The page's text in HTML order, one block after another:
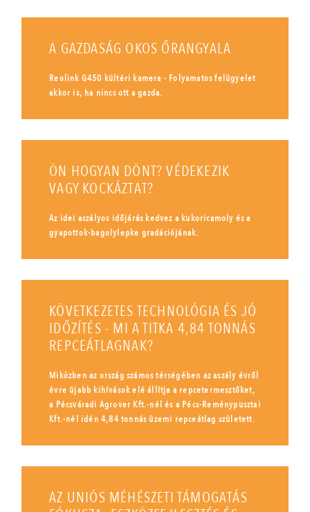
A GAZDASÁG OKOS ŐRANGYALA
Reolink G450 kültéri kamera - Folyamatos felügyelet
akkor is, ha nincs ott a gazda.
ÖN HOGYAN DÖNT? VÉDEKEZIK
VAGY KOCKÁZTAT?
Az idei aszályos időjárás kedvez a kukoricamoly és a
gyapottok-bagolylepke gradációjának.
KÖVETKEZETES TECHNOLÓGIA ÉS JÓ
IDŐZÍTÉS - MI A TITKA 4,84 TONNÁS
REPCEÁTLAGNAK?
Miközben az ország számos térségében az aszály évről
évre újabb kihívások elé állítja a repcetermesztőket,
a Pécsváradi Agrover Kft.-nél és a Pécs-Reménypusztai
Kft.-nél idén 4,84 tonnás üzemi repceátlag született.
AZ UNIÓS MÉHÉSZETI TÁMOGATÁS